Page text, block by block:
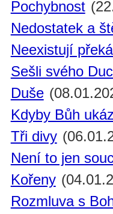
Pochybnost
Nedostatek a
Neexistují
Sešli svého
Duše
Kdyby Bůh
Tři divy
Není to jen
Kořeny
Rozmluva s